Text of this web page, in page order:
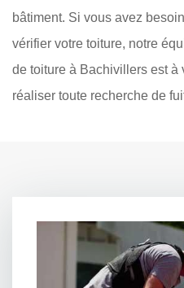
bâtiment. Si vous avez
vérifier votre toiture, notre
de toiture à Bachivillers est
réaliser toute recherche de